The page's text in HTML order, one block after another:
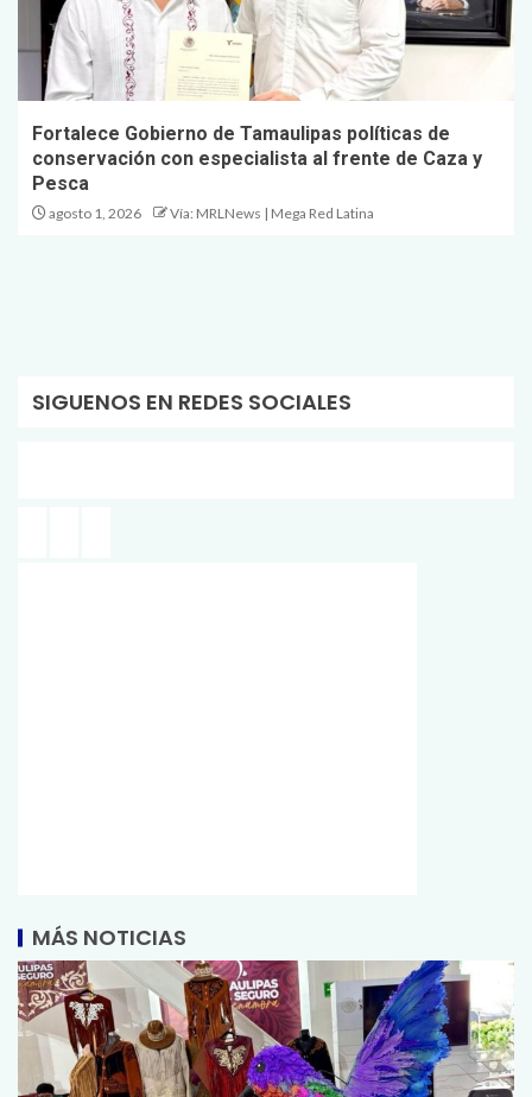
Fortalece Gobierno de Tamaulipas políticas de
conservación con especialista al frente de Caza y
Pesca
agosto 1, 2026 Vía: MRLNews | Mega Red Latina
SIGUENOS EN REDES SOCIALES
MÁS NOTICIAS